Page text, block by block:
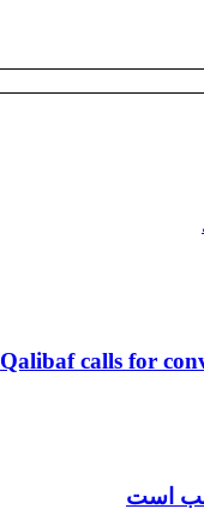
Qalibaf calls for